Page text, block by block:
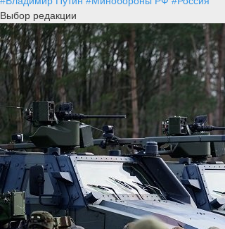
Выбор редакции